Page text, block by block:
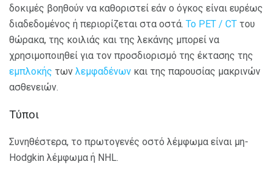
δοκιμές βοηθούν να καθοριστεί εάν ο όγκος είναι ευρέως
διαδεδομένος ή περιορίζεται στα οστά. Το PET / CT του
θώρακα, της κοιλιάς και της λεκάνης μπορεί να
χρησιμοποιηθεί για τον προσδιορισμό της έκτασης της
εμπλοκής των λεμφαδένων και της παρουσίας μακρινών
ασθενειών.
Τύποι
Συνηθέστερα, το πρωτογενές οστό λέμφωμα είναι μη-
Hodgkin λέμφωμα ή NHL.